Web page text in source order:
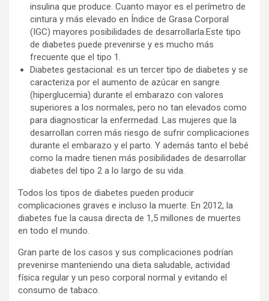
insulina que produce. Cuanto mayor es el perímetro de
cintura y más elevado en Índice de Grasa Corporal
(IGC) mayores posibilidades de desarrollarla.Este tipo
de diabetes puede prevenirse y es mucho más
frecuente que el tipo 1.
Diabetes gestacional: es un tercer tipo de diabetes y se
caracteriza por el aumento de azúcar en sangre
(hiperglucemia) durante el embarazo con valores
superiores a los normales, pero no tan elevados como
para diagnosticar la enfermedad. Las mujeres que la
desarrollan corren más riesgo de sufrir complicaciones
durante el embarazo y el parto. Y además tanto el bebé
como la madre tienen más posibilidades de desarrollar
diabetes del tipo 2 a lo largo de su vida.
Todos los tipos de diabetes pueden producir
complicaciones graves e incluso la muerte. En 2012, la
diabetes fue la causa directa de 1,5 millones de muertes
en todo el mundo.
Gran parte de los casos y sus complicaciones podrían
prevenirse manteniendo una dieta saludable, actividad
física regular y un peso corporal normal y evitando el
consumo de tabaco.